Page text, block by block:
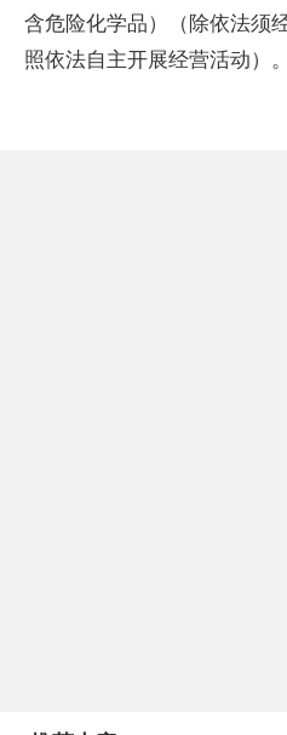
含危险化学品）（除依法须
照依法自主开展经营活动）。